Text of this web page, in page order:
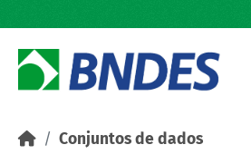
Conjuntos de dados